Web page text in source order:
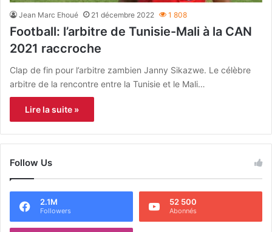
Jean Marc Ehoué 21 décembre 2022 1 808
Football: l’arbitre de Tunisie-Mali à la CAN
2021 raccroche
Clap de fin pour l’arbitre zambien Janny Sikazwe. Le célèbre
arbitre de la rencontre entre la Tunisie et le Mali…
Lire la suite »
Follow Us
2.1M
Followers
52 500
Abonnés